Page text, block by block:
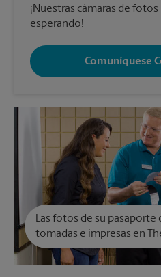
¡Nuestras cámaras de
esperando!
Comuníquese
Las fotos de su pasaporte
tomadas e impresas en